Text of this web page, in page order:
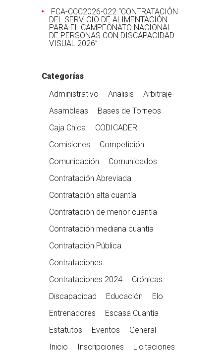
FCA-CCC2026-022 “CONTRATACIÓN
DEL SERVICIO DE ALIMENTACIÓN
PARA EL CAMPEONATO NACIONAL
DE PERSONAS CON DISCAPACIDAD
VISUAL 2026”
Categorías
Administrativo
Analisis
Arbitraje
Asambleas
Bases de Torneos
Caja Chica
CODICADER
Comisiones
Competición
Comunicación
Comunicados
Contratación Abreviada
Contratación alta cuantía
Contratación de menor cuantía
Contratación mediana cuantía
Contratación Pública
Contrataciones
Contrataciones 2024
Crónicas
Discapacidad
Educación
Elo
Entrenadores
Escasa Cuantía
Estatutos
Eventos
General
Inicio
Inscripciones
Licitaciones